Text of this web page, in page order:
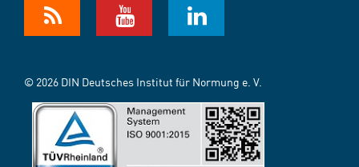
© 2026 DIN Deutsches Institut für Normung e. V.